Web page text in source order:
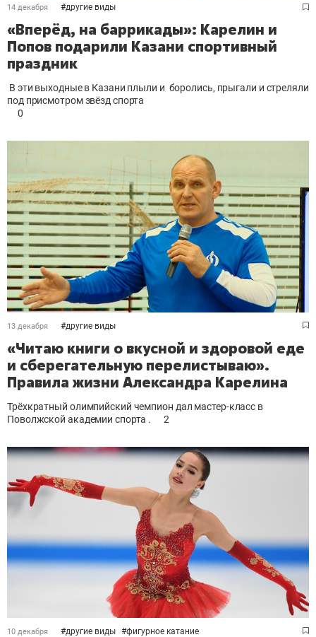
14 декабря #другие виды
«Вперёд, на баррикады»: Карелин и
Попов подарили Казани спортивный
праздник
В эти выходные в Казани плыли и боролись, прыгали и стреляли
под присмотром звёзд спорта
0
13 декабря #другие виды
«Читаю книги о вкусной и здоровой еде
и сберегательную перелистываю».
Правила жизни Александра Карелина
Трёхкратный олимпийский чемпион дал мастер-класс в
Поволжской академии спорта .
2
10 декабря #другие виды #фигурное катание